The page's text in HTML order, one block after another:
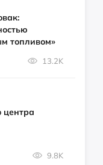
топливом»
13.2K
центра
9.8K